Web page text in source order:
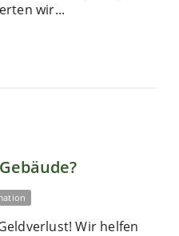
wir...
Wir helfen